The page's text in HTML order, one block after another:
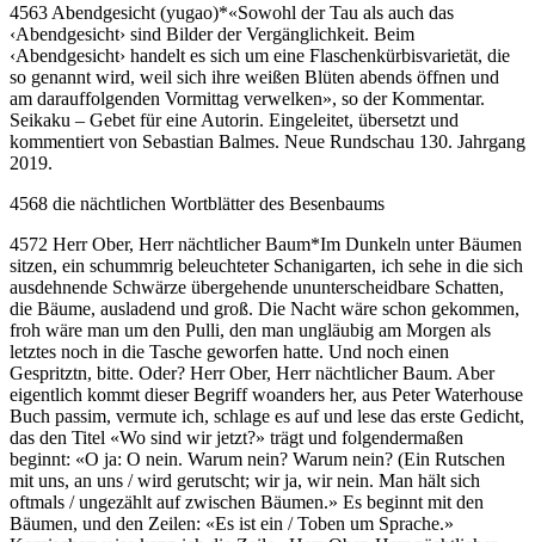
4563 Abendgesicht (yugao)*«Sowohl der Tau als auch das
‹Abendgesicht› sind Bilder der Vergänglichkeit. Beim
‹Abendgesicht› handelt es sich um eine Flaschenkürbisvarietät, die
so genannt wird, weil sich ihre weißen Blüten abends öffnen und
am darauffolgenden Vormittag verwelken», so der Kommentar.
Seikaku – Gebet für eine Autorin. Eingeleitet, übersetzt und
kommentiert von Sebastian Balmes. Neue Rundschau 130. Jahrgang
2019.
4568 die nächtlichen Wortblätter des Besenbaums
4572 Herr Ober, Herr nächtlicher Baum*Im Dunkeln unter Bäumen
sitzen, ein schummrig beleuchteter Schanigarten, ich sehe in die sich
ausdehnende Schwärze übergehende ununterscheidbare Schatten,
die Bäume, ausladend und groß. Die Nacht wäre schon gekommen,
froh wäre man um den Pulli, den man ungläubig am Morgen als
letztes noch in die Tasche geworfen hatte. Und noch einen
Gespritztn, bitte. Oder? Herr Ober, Herr nächtlicher Baum. Aber
eigentlich kommt dieser Begriff woanders her, aus Peter Waterhouse
Buch passim, vermute ich, schlage es auf und lese das erste Gedicht,
das den Titel «Wo sind wir jetzt?» trägt und folgendermaßen
beginnt: «O ja: O nein. Warum nein? Warum nein? (Ein Rutschen
mit uns, an uns / wird gerutscht; wir ja, wir nein. Man hält sich
oftmals / ungezählt auf zwischen Bäumen.» Es beginnt mit den
Bäumen, und den Zeilen: «Es ist ein / Toben um Sprache.»